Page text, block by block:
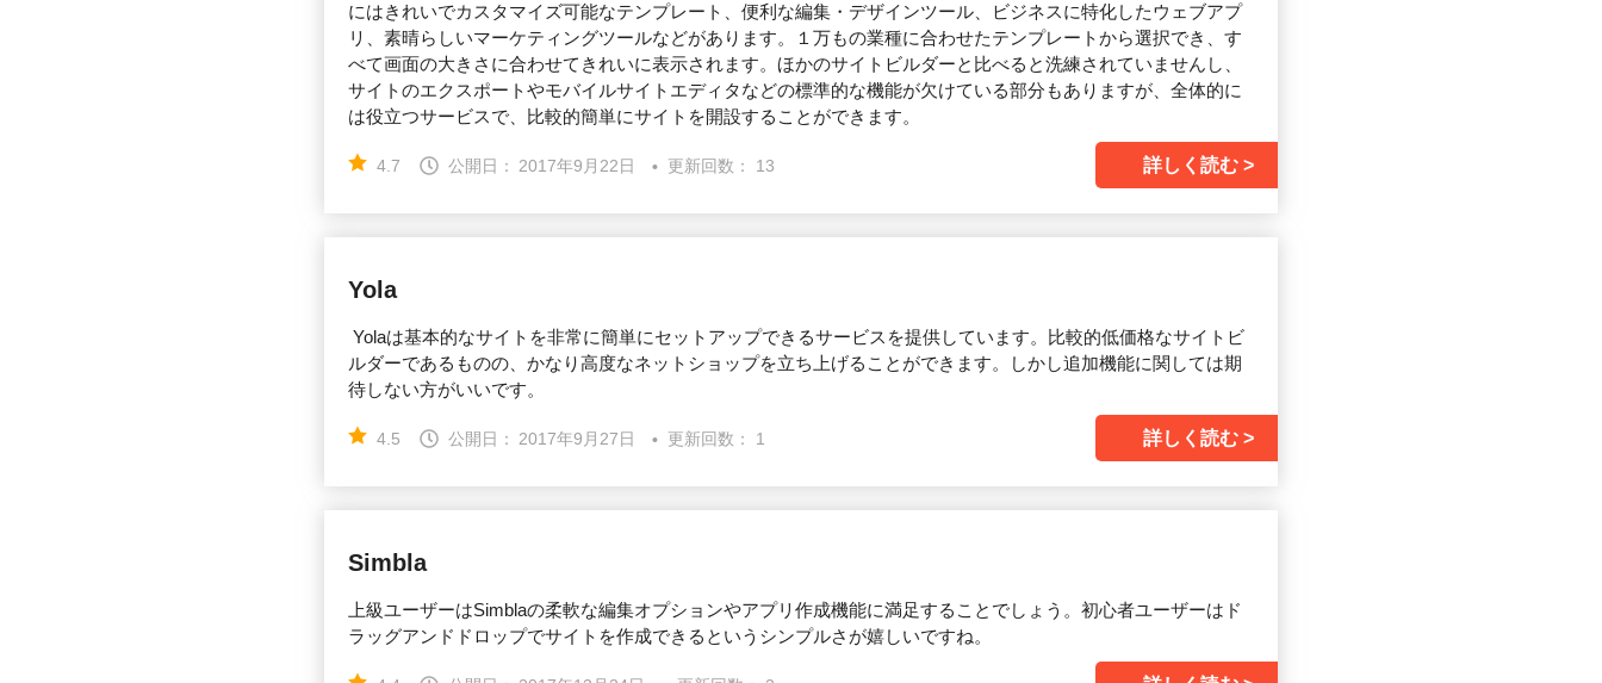
にはきれいでカスタマイズ可能なテンプレート、便利な編集・デザインツール、ビジネスに特化したウェブアプ
リ、素晴らしいマーケティングツールなどがあります。１万もの業種に合わせたテンプレートから選択でき、す
べて画面の大きさに合わせてきれいに表示されます。ほかのサイトビルダーと比べると洗練されていませんし、
サイトのエクスポートやモバイルサイトエディタなどの標準的な機能が欠けている部分もありますが、全体的に
は役立つサービスで、比較的簡単にサイトを開設することができます。
4.7 公開日： 2017年9月22日 更新回数： 13 詳しく読む
Yola
Yolaは基本的なサイトを非常に簡単にセットアップできるサービスを提供しています。比較的低価格なサイトビ
ルダーであるものの、かなり高度なネットショップを立ち上げることができます。しかし追加機能に関しては期
待しない方がいいです。
4.5 公開日： 2017年9月27日 更新回数： 1 詳しく読む
Simbla
上級ユーザーはSimblaの柔軟な編集オプションやアプリ作成機能に満足することでしょう。初心者ユーザーはド
ラッグアンドドロップでサイトを作成できるというシンプルさが嬉しいですね。